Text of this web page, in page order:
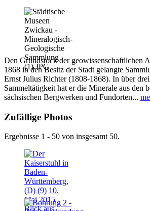
Den Grundstock der geowissenschaftlichen
1868 in den Besitz der Stadt gelangte
Ernst Julius Richter (1808-1868). In über
Sammeltätigkeit hat er die Minerale aus den
sächsischen Bergwerken und Fundorten...
Zufällige Photos
Ergebnisse 1 - 50 von insgesamt 50.